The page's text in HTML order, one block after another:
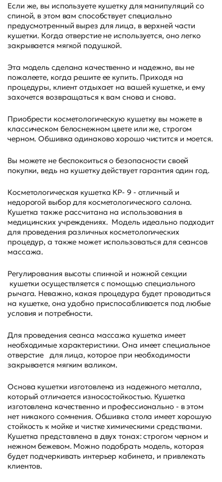
Если же, вы используете кушетку для манипуляций со
спиной, в этом вам способствует специально
предусмотренный вырез для лица, в верхней части
кушетки. Когда отверстие не используется, оно легко
закрывается мягкой подушкой.
Эта модель сделана качественно и надежно, вы не
пожалеете, когда решите ее купить. Приходя на
процедуры, клиент отдыхает на вашей кушетке, и ему
захочется возвращаться к вам снова и снова.
Приобрести косметологическую кушетку вы можете в
классическом белоснежном цвете или же, строгом
черном. Обшивка одинаково хорошо чистится и моется.
Вы можете не беспокоиться о безопасности своей
покупки, ведь на кушетку действует гарантия один год.
Косметологическая кушетка КР- 9 - отличный и
недорогой выбор для косметологического салона.
Кушетка также рассчитана на использования в
медицинских учреждениях. Модель идеально подходит
для проведения различных косметологических
процедур, а также может использоваться для сеансов
массажа.
Регулирования высоты спинной и ножной секции
кушетки осуществляется с помощью специального
рычага. Неважно, какая процедура будет проводиться
на кушетке, она удобно приспосабливается под любые
условия и потребности.
Для проведения сеанса массажа кушетка имеет
необходимые характеристики. Она имеет специальное
отверстие для лица, которое при необходимости
закрывается мягким валиком.
Основа кушетки изготовлена из надежного металла,
который отличается износостойкостью. Кушетка
изготовлена качественно и профессионально - в этом
нет никакого сомнения. Обшивка стола имеет хорошую
стойкость к мойке и чистке химическими средствами.
Кушетка представлена в двух тонах: строгом черном и
нежном бежевом. Можно подобрать модель, которая
будет подчеркивать интерьер кабинета, и привлекать
клиентов.